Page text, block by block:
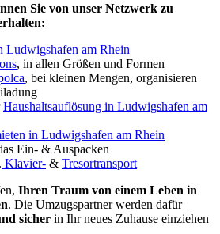
Sie von unser Netzwerk zu
Ludwigshafen am Rhein
, in allen Größen und Formen
, bei kleinen Mengen, organisieren
Haushaltsauflösung in Ludwigshafen am
in Ludwigshafen am Rhein
Ein- & Auspacken
Klavier- & Tresortransport
Ihren Traum von einem Leben in
. Die Umzugspartner werden dafür
sicher in Ihr neues Zuhause einziehen